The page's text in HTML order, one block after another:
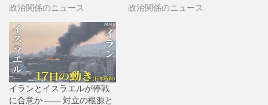
政治関係のニュース
政治関係のニュース
イランとイスラエルが停戦
に合意か ―― 対立の根源と